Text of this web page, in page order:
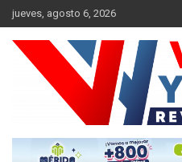
Saltar
al
contenido
jueves, agosto 6, 2026
Vector Yucatán